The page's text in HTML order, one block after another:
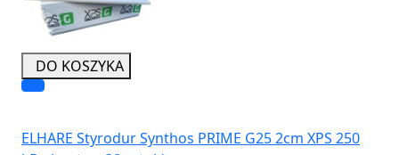
DO KOSZYKA
ELHARE Styrodur Synthos PRIME G25 2cm XPS 250